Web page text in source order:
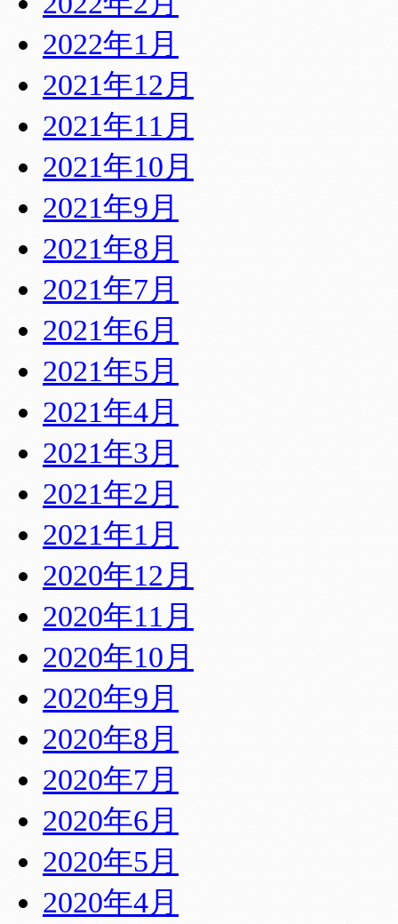
2022年1月
2021年12月
2021年11月
2021年10月
2021年9月
2021年8月
2021年7月
2021年6月
2021年5月
2021年4月
2021年3月
2021年2月
2021年1月
2020年12月
2020年11月
2020年10月
2020年9月
2020年8月
2020年7月
2020年6月
2020年5月
2020年4月